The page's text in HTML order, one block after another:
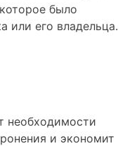
было
или его владельца.
необходимости
и экономит